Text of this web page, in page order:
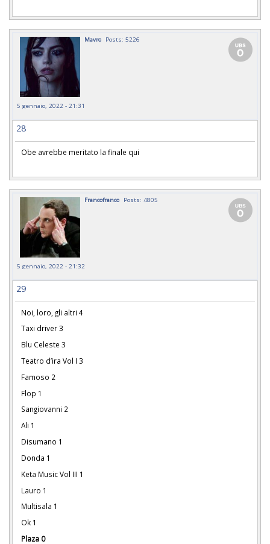
Mavro Posts: 5226
5 gennaio, 2022 - 21:31
28
Obe avrebbe meritato la finale qui
Francofranco Posts: 4805
5 gennaio, 2022 - 21:32
29
Noi, loro, gli altri 4
Taxi driver 3
Blu Celeste 3
Teatro d’ira Vol I 3
Famoso 2
Flop 1
Sangiovanni 2
Ali 1
Disumano 1
Donda 1
Keta Music Vol III 1
Lauro 1
Multisala 1
Ok 1
Plaza 0